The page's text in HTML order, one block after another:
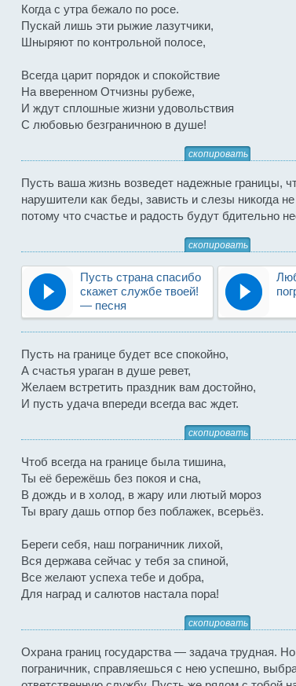
Когда с утра бежало по росе.
Пускай лишь эти рыжие лазутчики,
Шныряют по контрольной полосе,
Всегда царит порядок и спокойствие
На вверенном Отчизны рубеже,
И ждут сплошные жизни удовольствия
С любовью безграничною в душе!
скопировать
Пусть ваша жизнь возведет надежные границы,
нарушители как беды, зависть и слезы никогда
потому что счастье и радость будут бдительно
скопировать
Пусть страна спасибо
скажет службе твоей!
— песня
Пусть на границе будет все спокойно,
А счастья ураган в душе ревет,
Желаем встретить праздник вам достойно,
И пусть удача впереди всегда вас ждет.
скопировать
Чтоб всегда на границе была тишина,
Ты её бережёшь без покоя и сна,
В дождь и в холод, в жару или лютый мороз
Ты врагу дашь отпор без поблажек, всерьёз.
Береги себя, наш пограничник лихой,
Вся держава сейчас у тебя за спиной,
Все желают успеха тебе и добра,
Для наград и салютов настала пора!
скопировать
Охрана границ государства — задача трудная.
пограничник, справляешься с нею успешно,